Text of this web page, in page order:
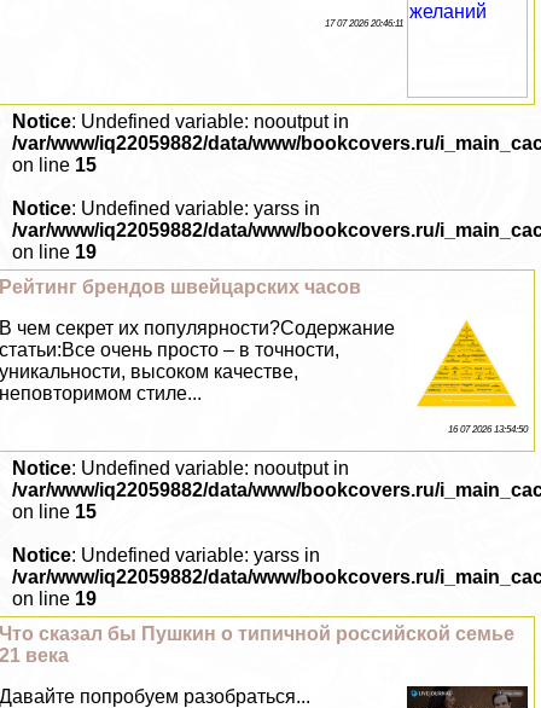
17 07 2026 20:46:11
Notice: Undefined variable: nooutput in
/var/www/iq22059882/data/www/bookcovers.ru/
on line 15
Notice: Undefined variable: yarss in
/var/www/iq22059882/data/www/bookcovers.ru/
on line 19
Рейтинг брендов швейцарских часов
В чем секрет их популярности?Содержание
статьи:Все очень просто – в точности,
уникальности, высоком качестве,
неповторимом стиле...
16 07 2026 13:54:50
Notice: Undefined variable: nooutput in
/var/www/iq22059882/data/www/bookcovers.ru/
on line 15
Notice: Undefined variable: yarss in
/var/www/iq22059882/data/www/bookcovers.ru/
on line 19
Что сказал бы Пушкин о типичной российской семье
21 века
Давайте попробуем разобраться...